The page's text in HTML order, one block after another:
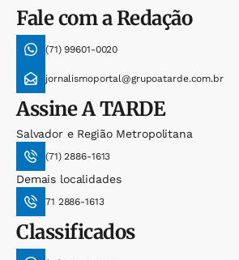
Fale com a Redação
(71) 99601-0020
jornalismoportal@grupoatarde.com.br
AssineA TARDE
Salvador e Região Metropolitana
(71) 2886-1613
Demais localidades
71 2886-1613
Classificados